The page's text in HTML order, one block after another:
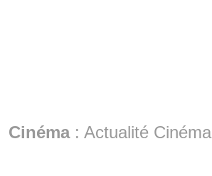
Cinéma: Actualité Cinéma